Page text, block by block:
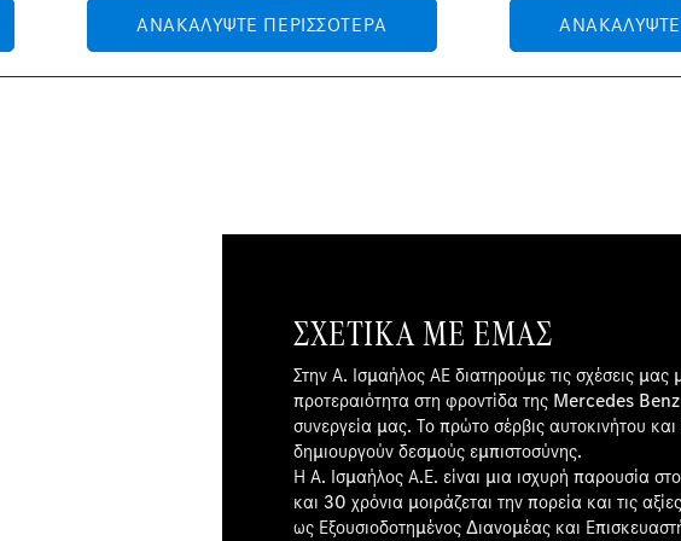
ΑΝΑΚΑΛΎΨΤΕ ΠΕΡΙΣΣΌΤΕΡΑ
ΣΧΕΤΙΚΆ ΜΕ ΕΜΆΣ
Στην Α. Ισμαήλος ΑΕ διατηρούμε τις σχέσεις μας
προτεραιότητα στη φροντίδα της Mercedes
συνεργεία μας. Το πρώτο σέρβις αυτοκινήτου
δημιουργούν δεσμούς εμπιστοσύνης.
Η Α. Ισμαήλος Α.Ε. είναι μια ισχυρή παρουσία
και 30 χρόνια μοιράζεται την πορεία και τις
ως Εξουσιοδοτημένος Διανομέας και